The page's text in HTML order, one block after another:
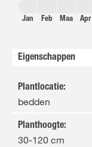
Jan Feb Maa Apr
Eigenschappen
Plantlocatie:
bedden
Planthoogte:
30-120 cm